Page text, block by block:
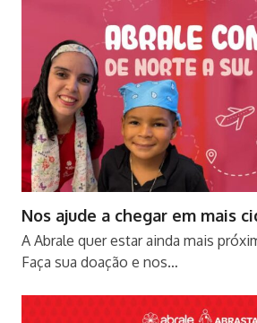
Nos ajude a chegar em mais
A Abrale quer estar ainda mais
Faça sua doação e nos…